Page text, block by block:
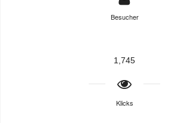
Besucher
1,745
Klicks